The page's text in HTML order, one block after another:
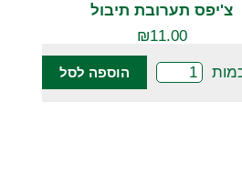
צ'יפס תערובת תיבול
₪11.00
הוספה לסל